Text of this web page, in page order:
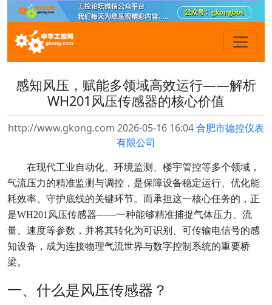
感知风压，赋能多领域高效运行——解析
WH201风压传感器的核心价值
http://www.gkong.com 2026-05-16 16:04合肥市德控仪表
有限公司
在现代工业自动化、环境监测、楼宇管控等多个领域，
气流压力的精准监测与调控，是保障设备稳定运行、优化能
耗效率、守护底线的关键环节。而承担这一核心任务的，正
是WH201风压传感器——一种能够精准捕捉气体压力、流
量、速度等参数，并将其转化为可识别、可传输电信号的感
知设备，成为连接物理气流世界与数字控制系统的重要桥
梁。
一、什么是风压传感器？